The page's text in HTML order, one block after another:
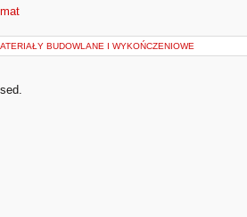
BUDOWLANE I WYKOŃCZENIOWE